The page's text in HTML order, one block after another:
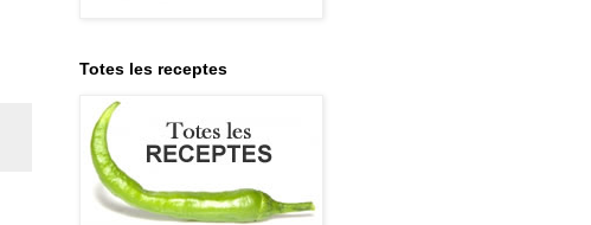
Totes les receptes